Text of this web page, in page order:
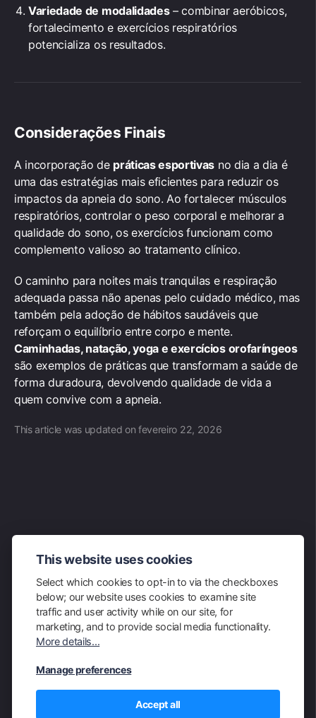
Variedade de modalidades– combinar aeróbicos,
fortalecimento e exercícios respiratórios
potencializa os resultados.
Considerações Finais
A incorporação de práticas esportivas no dia a dia é
uma das estratégias mais eficientes para reduzir os
impactos da apneia do sono. Ao fortalecer músculos
respiratórios, controlar o peso corporal e melhorar a
qualidade do sono, os exercícios funcionam como
complemento valioso ao tratamento clínico.
O caminho para noites mais tranquilas e respiração
adequada passa não apenas pelo cuidado médico, mas
também pela adoção de hábitos saudáveis que
reforçam o equilíbrio entre corpo e mente.
Caminhadas, natação, yoga e exercícios orofaríngeos
são exemplos de práticas que transformam a saúde de
forma duradoura, devolvendo qualidade de vida a
quem convive com a apneia.
This article was updated on fevereiro 22, 2026
← Maratonas do Brasil: Tradição, desafios e experiências únicas
Agenda do Flamengo: Próximos Jogos, Datas e Horários Atualizados
© 2026 Powered by Kartis CMS
This website uses cookies
Select which cookies to opt-in to via the checkboxes
below; our website uses cookies to examine site
traffic and user activity while on our site, for
marketing, and to provide social media functionality.
More details...
Manage preferences
Accept all